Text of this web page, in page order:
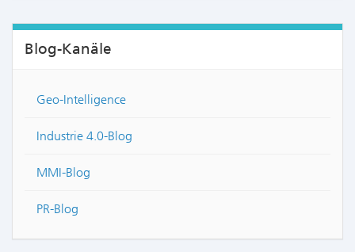
Blog-Kanäle
Geo-Intelligence
Industrie 4.0-Blog
MMI-Blog
PR-Blog